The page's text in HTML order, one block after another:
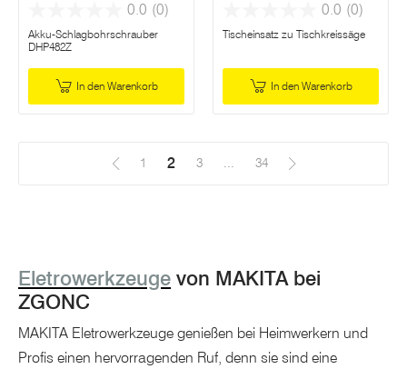
0.0 (0)
Akku-Schlagbohrschrauber
DHP482Z
In den Warenkorb
0.0 (0)
Tischeinsatz zu Tischkreissäge
In den Warenkorb
1 2(Aktuell)
3 ... 34
Eletrowerkzeuge von MAKITA bei
ZGONC
MAKITA Eletrowerkzeuge genießen bei Heimwerkern und
Profis einen hervorragenden Ruf, denn sie sind eine